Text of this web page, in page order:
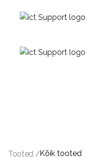
Tooted /Kõik tooted